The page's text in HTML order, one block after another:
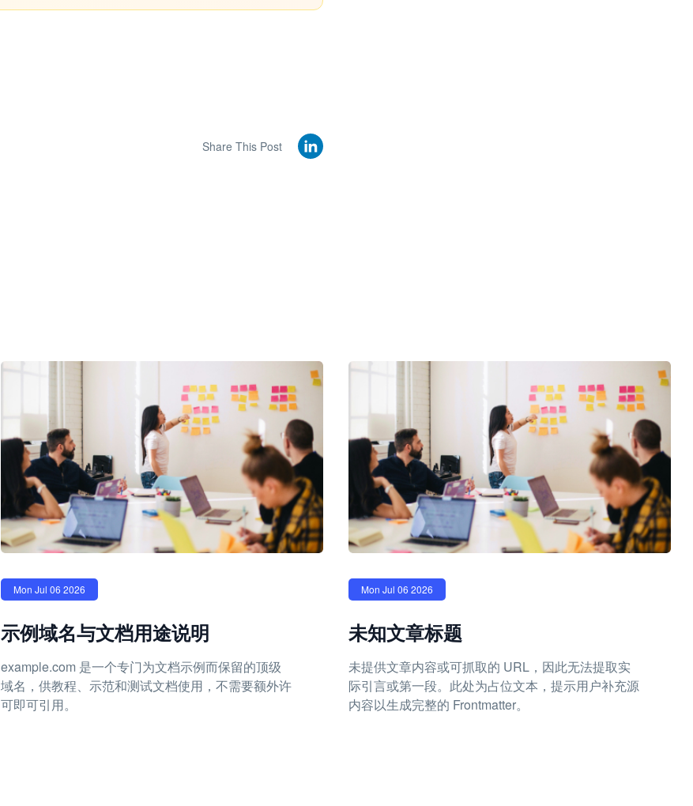
Share This Post
Mon Jul 06 2026
示例域名与文档用途说明
example.com 是一个专门为文档示例而保留的顶级
域名，供教程、示范和测试文档使用，不需要额外许
可即可引用。
Mon Jul 06 2026
未知文章标题
未提供文章内容或可抓取的 URL，因此无法提取实
际引言或第一段。此处为占位文本，提示用户补充源
内容以生成完整的 Frontmatter。